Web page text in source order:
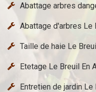
Abattage arbres
Abattage d'arbres Le
Taille de haie Le
Etetage Le Breuil En
Entretien de jardin